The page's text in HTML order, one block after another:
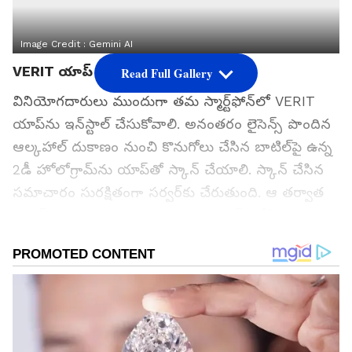
Image Credit :Gemini AI
VERIT యాప్ ఎలా పనిచేస్తుంది?
వినియోగదారులు ముందుగా తమ స్మార్ట్‌ఫోన్‌లో VERIT
యాప్‌ను ఇన్‌స్టాల్ చేసుకోవాలి. అనంతరం లైసెన్స్ పొందిన
ఆల్కహాల్ దుకాణం నుంచి కొనుగోలు చేసిన బాటిల్‌పై ఉన్న
2డీ హోలోగ్రామ్‌ను యాప్‌తో స్కాన్ చేయాలి. స్కాన్ చేసిన
సమాచారం సురక్షితంగా సర్వర్‌కు చేరుతుంది. ఆ తర్వాత
చూపిస్తుంది.
గూగుల్‌లో ఆసక్తికరమైన సమాచారం కోసం ఏసియానెట్ తెలుగు
ను మీ ఫ్రిఫర్డ్ సోర్స్ గా ఎంచుకోండి
Read Full Gallery